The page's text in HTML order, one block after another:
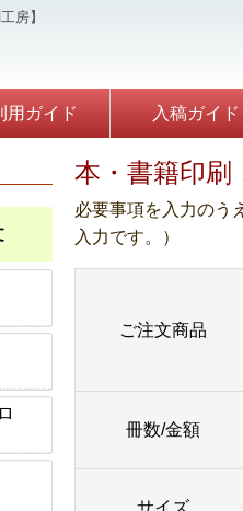
房】
用ガイド 入稿ガイド
本・書籍印刷
必要事項を入力のう
入力です。）
ご注文商品
冊数/金額
サイズ